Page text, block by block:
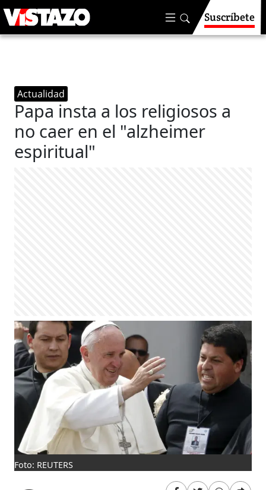
Suscríbete
Actualidad
Papa insta a los religiosos a
no caer en el "alzheimer
espiritual"
Foto: REUTERS